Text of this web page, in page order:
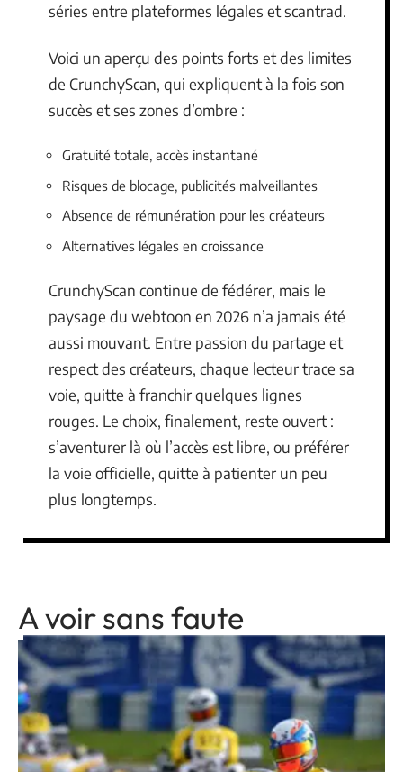
séries entre plateformes légales et scantrad.
Voici un aperçu des points forts et des limites
de CrunchyScan, qui expliquent à la fois son
succès et ses zones d’ombre :
Gratuité totale, accès instantané
Risques de blocage, publicités malveillantes
Absence de rémunération pour les créateurs
Alternatives légales en croissance
CrunchyScan continue de fédérer, mais le
paysage du webtoon en 2026 n’a jamais été
aussi mouvant. Entre passion du partage et
respect des créateurs, chaque lecteur trace sa
voie, quitte à franchir quelques lignes
rouges. Le choix, finalement, reste ouvert :
s’aventurer là où l’accès est libre, ou préférer
la voie officielle, quitte à patienter un peu
plus longtemps.
A voir sans faute